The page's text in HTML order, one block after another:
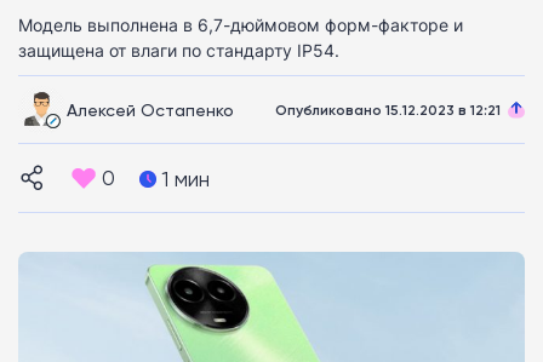
Модель выполнена в 6,7-дюймовом форм-факторе и
защищена от влаги по стандарту IP54.
Алексей Остапенко Опубликовано 15.12.2023 в 12:21
0 1 мин